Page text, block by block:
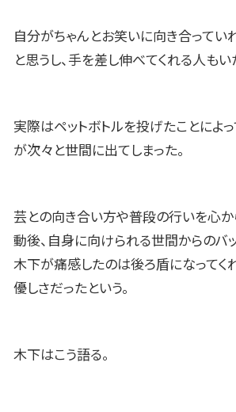
自分がちゃんとお笑いに向き合ってい
と思うし、手を差し伸べてくれる人もい
実際はペットボトルを投げたことによ
が次々と世間に出てしまった。
芸との向き合い方や普段の行いを心か
動後、自身に向けられる世間からのバ
木下が痛感したのは後ろ盾になってく
優しさだったという。
木下はこう語る。